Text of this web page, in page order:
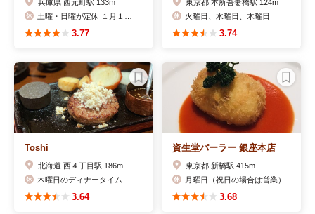
兵庫県 西元町駅 133m
3.77
東京都 本所吾妻橋駅 124m
火曜日、水曜日、木曜日
3.74
Toshi
北海道 西４丁目駅 186m
3.64
資生堂パーラー 銀座本店
東京都 新橋駅 415m
月曜日（祝日の場合は営業）
3.68